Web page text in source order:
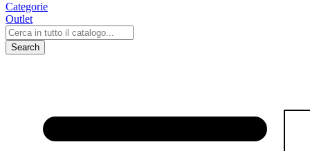
Categorie
Outlet
Search